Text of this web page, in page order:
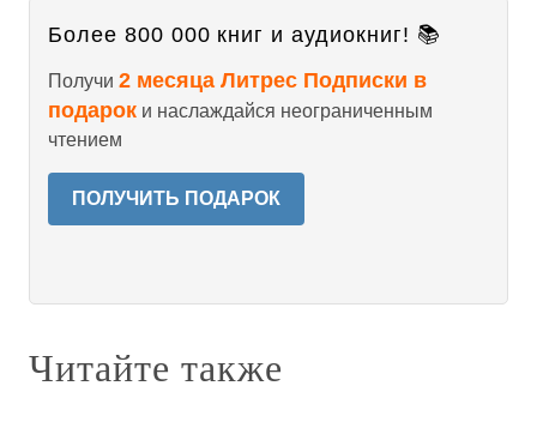
Более 800 000 книг и аудиокниг! 📚
Получи 2 месяца Литрес Подписки в
подарок и наслаждайся неограниченным
чтением
ПОЛУЧИТЬ ПОДАРОК
Читайте также